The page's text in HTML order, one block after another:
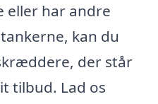
eller har andre
kan du
der står
tilbud. Lad os